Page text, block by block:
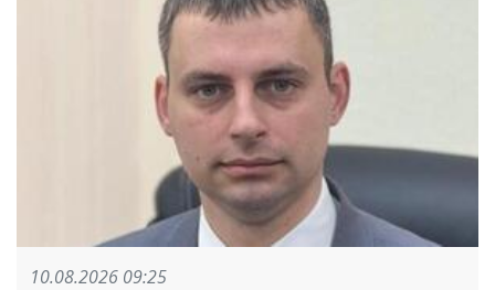
10.08.2026 09:25